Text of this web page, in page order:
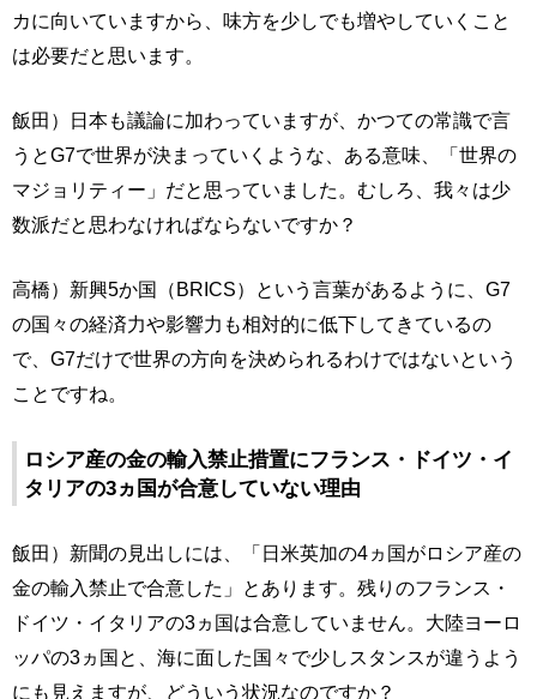
カに向いていますから、味方を少しでも増やしていくこと
は必要だと思います。
飯田）日本も議論に加わっていますが、かつての常識で言
うとG7で世界が決まっていくような、ある意味、「世界の
マジョリティー」だと思っていました。むしろ、我々は少
数派だと思わなければならないですか？
高橋）新興5か国（BRICS）という言葉があるように、G7
の国々の経済力や影響力も相対的に低下してきているの
で、G7だけで世界の方向を決められるわけではないという
ことですね。
ロシア産の金の輸入禁止措置にフランス・ドイツ・イ
タリアの3ヵ国が合意していない理由
飯田）新聞の見出しには、「日米英加の4ヵ国がロシア産の
金の輸入禁止で合意した」とあります。残りのフランス・
ドイツ・イタリアの3ヵ国は合意していません。大陸ヨーロ
ッパの3ヵ国と、海に面した国々で少しスタンスが違うよう
にも見えますが、どういう状況なのですか？